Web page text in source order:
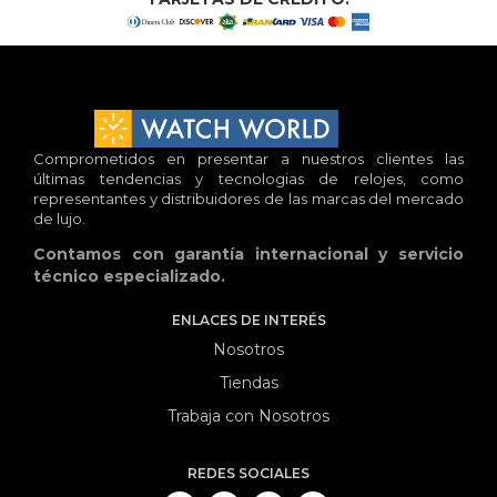
Comprometidos en presentar a nuestros clientes las
últimas tendencias y tecnologias de relojes, como
representantes y distribuidores de las marcas del mercado
de lujo.
Contamos con garantía internacional y servicio
técnico especializado.
ENLACES DE INTERÉS
Nosotros
Tiendas
Trabaja con Nosotros
REDES SOCIALES